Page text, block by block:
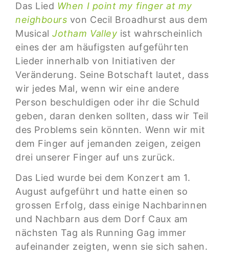
Das Lied When I point my finger at my
neighbours von Cecil Broadhurst aus dem
MusicalJotham Valley ist wahrscheinlich
eines der am häufigsten aufgeführten
Lieder innerhalb von Initiativen der
Veränderung. Seine Botschaft lautet, dass
wir jedes Mal, wenn wir eine andere
Person beschuldigen oder ihr die Schuld
geben, daran denken sollten, dass wir Teil
des Problems sein könnten. Wenn wir mit
dem Finger auf jemanden zeigen, zeigen
drei unserer Finger auf uns zurück.
Das Lied wurde bei dem Konzert am 1.
August aufgeführt und hatte einen so
grossen Erfolg, dass einige Nachbarinnen
und Nachbarn aus dem Dorf Caux am
nächsten Tag als Running Gag immer
aufeinander zeigten, wenn sie sich sahen.